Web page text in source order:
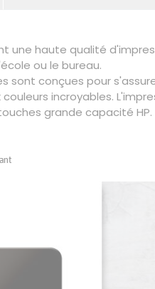
une haute qualité
ou le bureau.
sont conçues pour
incroyables.
grande capacité HP.